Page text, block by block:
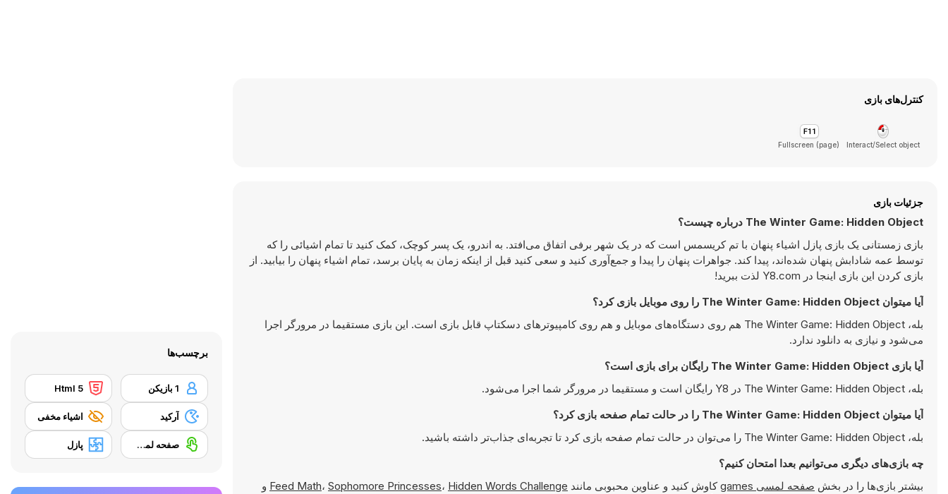
کنترل‌های بازی
Interact/Select object
Fullscreen (page)
جزئیات بازی
The Winter Game: Hidden Object درباره چیست؟
بازی زمستانی یک بازی پازل اشیاء پنهان با تم کریسمس است که در یک شهر برفی اتفاق می‌افتد. به اندرو، یک پسر کوچک، کمک کنید تا تمام اشیائی را که
توسط عمه شادابش پنهان شده‌اند، پیدا کند. جواهرات پنهان را پیدا و جمع‌آوری کنید و سعی کنید قبل از اینکه زمان به پایان برسد، تمام اشیاء پنهان را بیابید. از
بازی کردن این بازی اینجا در Y8.com لذت ببرید!
آیا میتوان The Winter Game: Hidden Object را روی موبایل بازی کرد؟
بله، The Winter Game: Hidden Object هم روی دستگاه‌های موبایل و هم روی کامپیوترهای دسکتاپ قابل بازی است. این بازی مستقیما در مرورگر اجرا
می‌شود و نیازی به دانلود ندارد.
آیا بازی The Winter Game: Hidden Object رایگان برای بازی است؟
بله، The Winter Game: Hidden Object در Y8 رایگان است و مستقیما در مرورگر شما اجرا می‌شود.
آیا میتوان The Winter Game: Hidden Object را در حالت تمام صفحه بازی کرد؟
بله، The Winter Game: Hidden Object را می‌توان در حالت تمام صفحه بازی کرد تا تجربه‌ای جذاب‌تر داشته باشید.
چه بازی‌های دیگری می‌توانیم بعدا امتحان کنیم؟
بیشتر بازی‌ها را در بخش صفحه لمسی games کاوش کنید و عناوین محبوبی مانند Feed Math، Sophomore Princesses، Hidden Words Challenge
و
برچسب‌ها
1 بازیکن Html 5
آرکید اشیاء مخفی
صفحه لمسی پازل